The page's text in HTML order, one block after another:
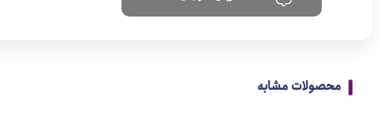
محصولات مشابه